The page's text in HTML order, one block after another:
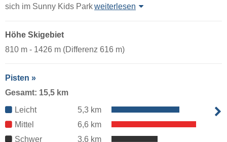
sich im Sunny Kids Parkweiterlesen
Höhe Skigebiet
810 m - 1426 m (Differenz 616 m)
Pisten »
Gesamt: 15,5 km
Leicht
5,3 km
Mittel
6,6 km
Schwer
3,6 km